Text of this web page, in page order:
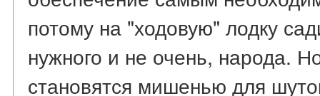
потому на "ходовую" лодку
нужного и не очень, народа.
становятся мишенью для